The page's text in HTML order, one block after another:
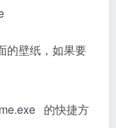
壁纸，如果要
的快捷方